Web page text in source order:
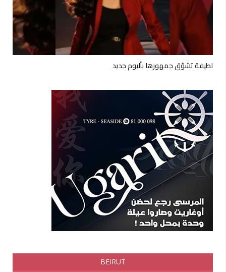
لطيفة تشوّق جمهورها بألبوم جديد
BEIRUT